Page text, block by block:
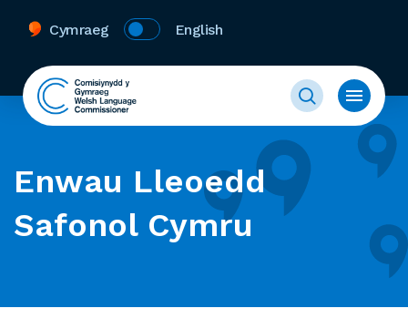
Cymraeg English
Enwau Lleoedd
Safonol Cymru